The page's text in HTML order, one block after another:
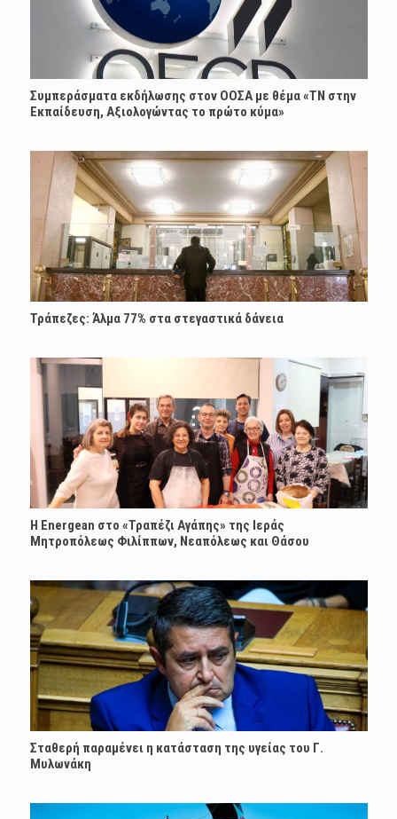
Συμπεράσματα εκδήλωσης στον ΟΟΣΑ με θέμα «ΤΝ στην
Εκπαίδευση, Αξιολογώντας το πρώτο κύμα»
Τράπεζες: Άλμα 77% στα στεγαστικά δάνεια
H Energean στο «Τραπέζι Αγάπης» της Ιεράς
Μητροπόλεως Φιλίππων, Νεαπόλεως και Θάσου
Σταθερή παραμένει η κατάσταση της υγείας του Γ.
Μυλωνάκη